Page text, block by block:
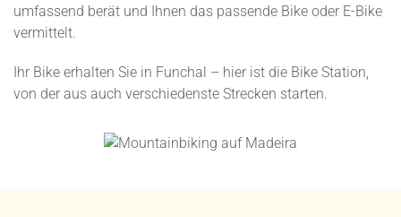
umfassend berät und Ihnen das passende Bike oder E-Bike
vermittelt.
Ihr Bike erhalten Sie in Funchal – hier ist die Bike Station,
von der aus auch verschiedenste Strecken starten.